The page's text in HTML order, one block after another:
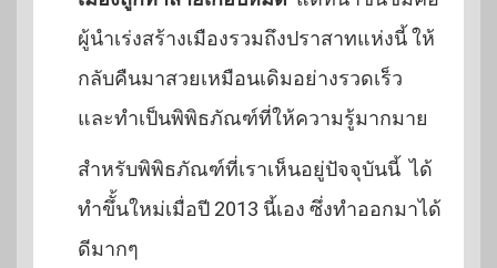
ผู้นำเร่งสร้างเมืองรวมถึงปราสาทแห่งนี้ ให้
กลับคืนมาสวยเหมือนเดิมอย่างรวดเร็ว
และทำเป็นพิพิธภัณฑ์ที่ให้ความรู้มากมาย
สำหรับพิพิธภัณฑ์ที่เราเห็นอยู่ปัจจุบันนี้ ได้
ทำขึั้นใหม่เมื่อปี 2013 นี้เอง ซึ่งทำออกมาได้
ดีมากๆ